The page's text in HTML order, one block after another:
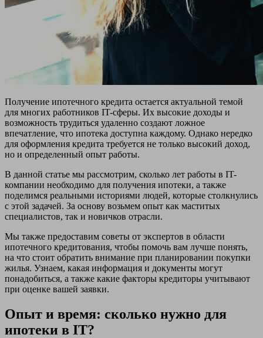
Получение ипотечного кредита остается актуальной темой
для многих работников IT-сферы. Их высокие доходы и
возможность трудиться удаленно создают ложное
впечатление, что ипотека доступна каждому. Однако нередко
для оформления кредита требуется не только высокий доход,
но и определенный опыт работы.
В данной статье мы рассмотрим, сколько лет работы в IT-
компании необходимо для получения ипотеки, а также
поделимся реальными историями людей, которые столкнулись
с этой задачей. За основу возьмем опыт как маститых
специалистов, так и новичков отрасли.
Мы также предоставим советы от экспертов в области
ипотечного кредитования, чтобы помочь вам лучше понять,
на что стоит обратить внимание при планировании покупки
жилья. Узнаем, какая информация и документы могут
понадобиться, а также какие факторы кредиторы учитывают
при оценке вашей заявки.
Опыт и время: сколько нужно для
ипотеки в IT?